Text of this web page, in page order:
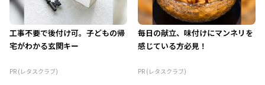
工事不要で後付け可。子どもの帰
宅がわかる玄関キー
PR (レタスクラブ)
毎日の献立、味付けにマンネリを
感じている方必見！
PR (レタスクラブ)